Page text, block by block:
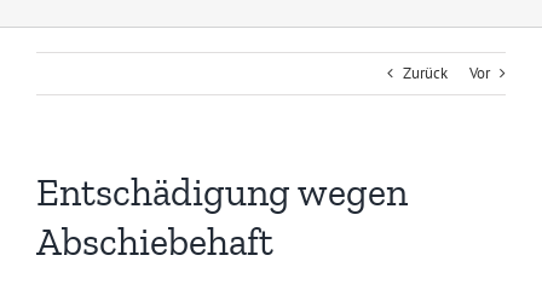
Zurück Vor
Entschädigung wegen
Abschiebehaft